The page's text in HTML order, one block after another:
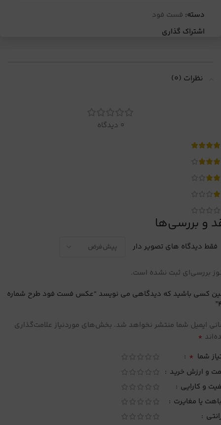
دسته: فست فود
اشتراک گذاری
نظرات (0)
0 دیدگاه
و بررسی‌ها
فقط دیدگاه های تصویر دار
بررسی‌ای ثبت نشده است.
کسی باشید که دیدگاهی می نویسد “عکس فست فود طرح شماره
ایمیل شما منتشر نخواهد شد. بخش‌های موردنیاز علامت‌گذاری
*
شما *
و ارزش خرید
و کارایی
یا مغایرت